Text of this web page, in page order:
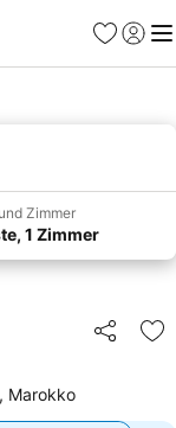
Favoriten
Zimmer
1 Zimmer
Teilen
Marokko